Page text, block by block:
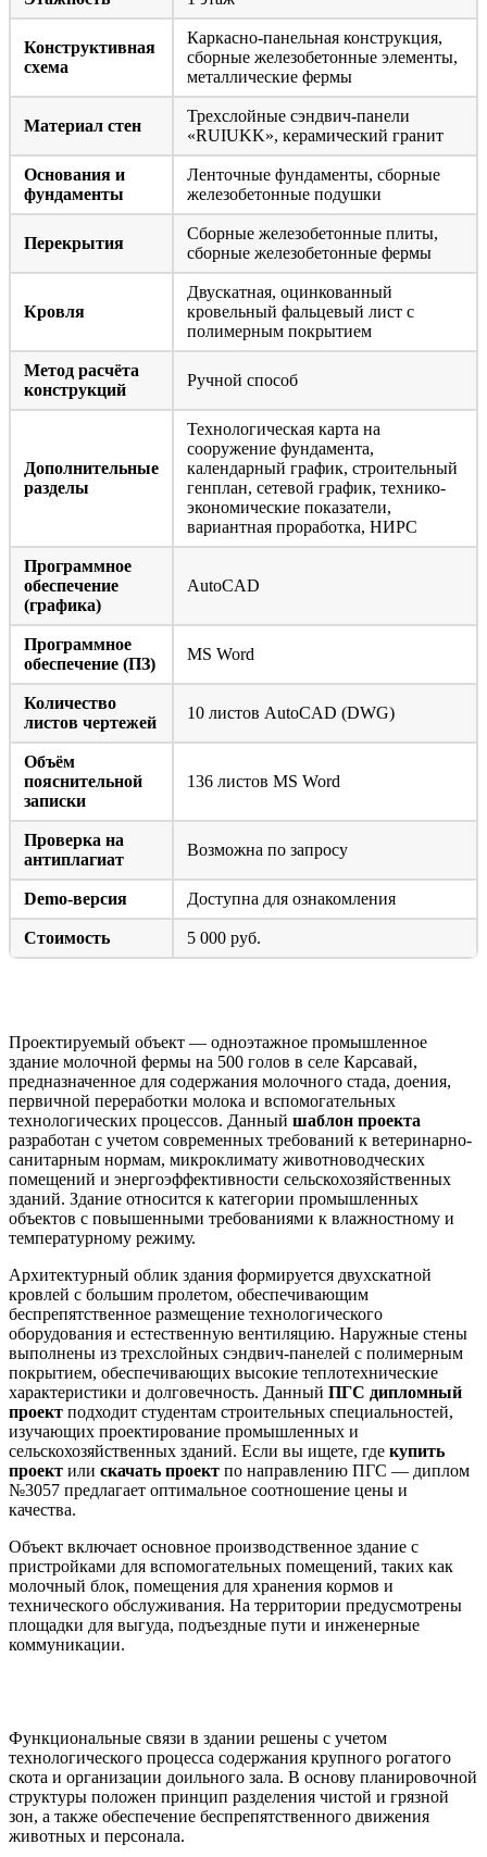
Конструктивная
схема
Каркасно-панельная конструкция,
сборные железобетонные элементы,
металлические фермы
Материал стен
Трехслойные сэндвич-панели
«RUIUKK», керамический гранит
Основания и
фундаменты
Ленточные фундаменты, сборные
железобетонные подушки
Перекрытия
Сборные железобетонные плиты,
сборные железобетонные фермы
Кровля
Двускатная, оцинкованный
кровельный фальцевый лист с
полимерным покрытием
Метод расчёта
конструкций
Ручной способ
Дополнительные
разделы
Технологическая карта на
сооружение фундамента,
календарный график, строительный
генплан, сетевой график, технико-
экономические показатели,
вариантная проработка, НИРС
Программное
обеспечение
(графика)
AutoCAD
Программное
обеспечение (ПЗ)
MS Word
Количество
листов чертежей
10 листов AutoCAD (DWG)
Объём
пояснительной
записки
136 листов MS Word
Проверка на
антиплагиат
Возможна по запросу
Demo-версия Доступна для ознакомления
Стоимость 5 000 руб.
Проектируемый объект — одноэтажное промышленное
здание молочной фермы на 500 голов в селе Карсавай,
предназначенное для содержания молочного стада, доения,
первичной переработки молока и вспомогательных
технологических процессов. Данный шаблон проекта
разработан с учетом современных требований к ветеринарно-
санитарным нормам, микроклимату животноводческих
помещений и энергоэффективности сельскохозяйственных
зданий. Здание относится к категории промышленных
объектов с повышенными требованиями к влажностному и
температурному режиму.
Архитектурный облик здания формируется двухскатной
кровлей с большим пролетом, обеспечивающим
беспрепятственное размещение технологического
оборудования и естественную вентиляцию. Наружные стены
выполнены из трехслойных сэндвич-панелей с полимерным
покрытием, обеспечивающих высокие теплотехнические
характеристики и долговечность. Данный ПГС дипломный
проект подходит студентам строительных специальностей,
изучающих проектирование промышленных и
сельскохозяйственных зданий. Если вы ищете, где купить
проект или скачать проект по направлению ПГС — диплом
№3057 предлагает оптимальное соотношение цены и
качества.
Объект включает основное производственное здание с
пристройками для вспомогательных помещений, таких как
молочный блок, помещения для хранения кормов и
технического обслуживания. На территории предусмотрены
площадки для выгуда, подъездные пути и инженерные
коммуникации.
Функциональные связи в здании решены с учетом
технологического процесса содержания крупного рогатого
скота и организации доильного зала. В основу планировочной
структуры положен принцип разделения чистой и грязной
зон, а также обеспечение беспрепятственного движения
животных и персонала.